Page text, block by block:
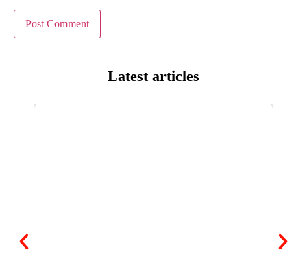
Latest articles